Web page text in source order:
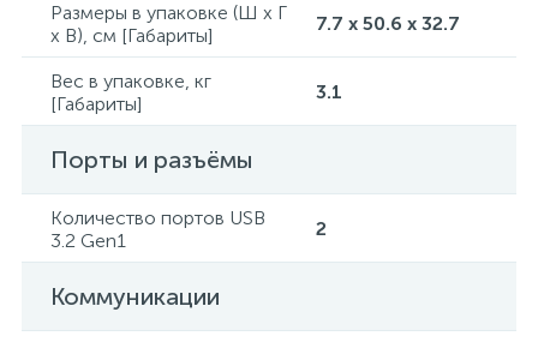
Размеры в упаковке (Ш x Г
x В), см [Габариты]
7.7 x 50.6 x 32.7
Вес в упаковке, кг
[Габариты]
3.1
Порты и разъёмы
Количество портов USB
3.2 Gen1
2
Коммуникации